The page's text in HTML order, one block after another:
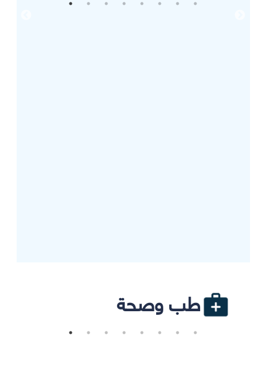
طب وصحة